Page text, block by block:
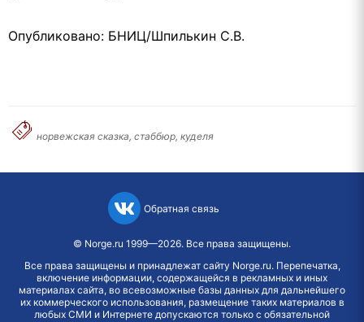
Опубликовано: БНИЦ/Шпилькин С.В.
норвежская сказка, стаббюр, куделя
Обратная связь
© Norge.ru 1999—2026. Все права защищены.
Все права защищены и принадлежат сайту Norge.ru. Перепечатка,
включение информации, содержащейся в рекламных и иных
материалах сайта, во всевозможные базы данных для дальнейшего
их коммерческого использования, размещение таких материалов в
любых СМИ и Интернете допускаются только с обязательной